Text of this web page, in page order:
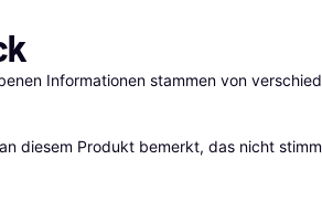
Informationen stammen von
diesem Produkt bemerkt, das nicht